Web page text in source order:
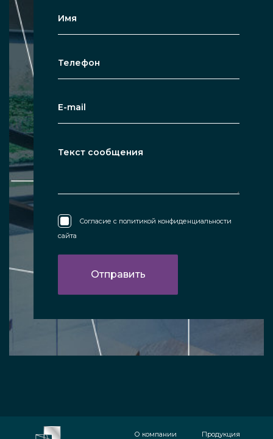
Согласие с политикой конфиденциальности
сайта
О компании
Продукция